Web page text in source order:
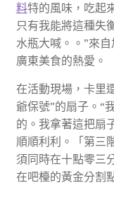
料特的風味，吃起
只有我能將這種失
水瓶大喊。。”來
廣東美食的熱愛。
在活動現場，卡里
爺保號”的扇子。“
的。我拿著這把扇
順順利利。「第三
須同時在十點零三
在吧檯的黃金分割